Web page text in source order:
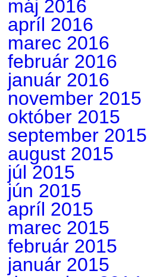
máj 2016
apríl 2016
marec 2016
február 2016
január 2016
november 2015
október 2015
september 2015
august 2015
júl 2015
jún 2015
apríl 2015
marec 2015
február 2015
január 2015